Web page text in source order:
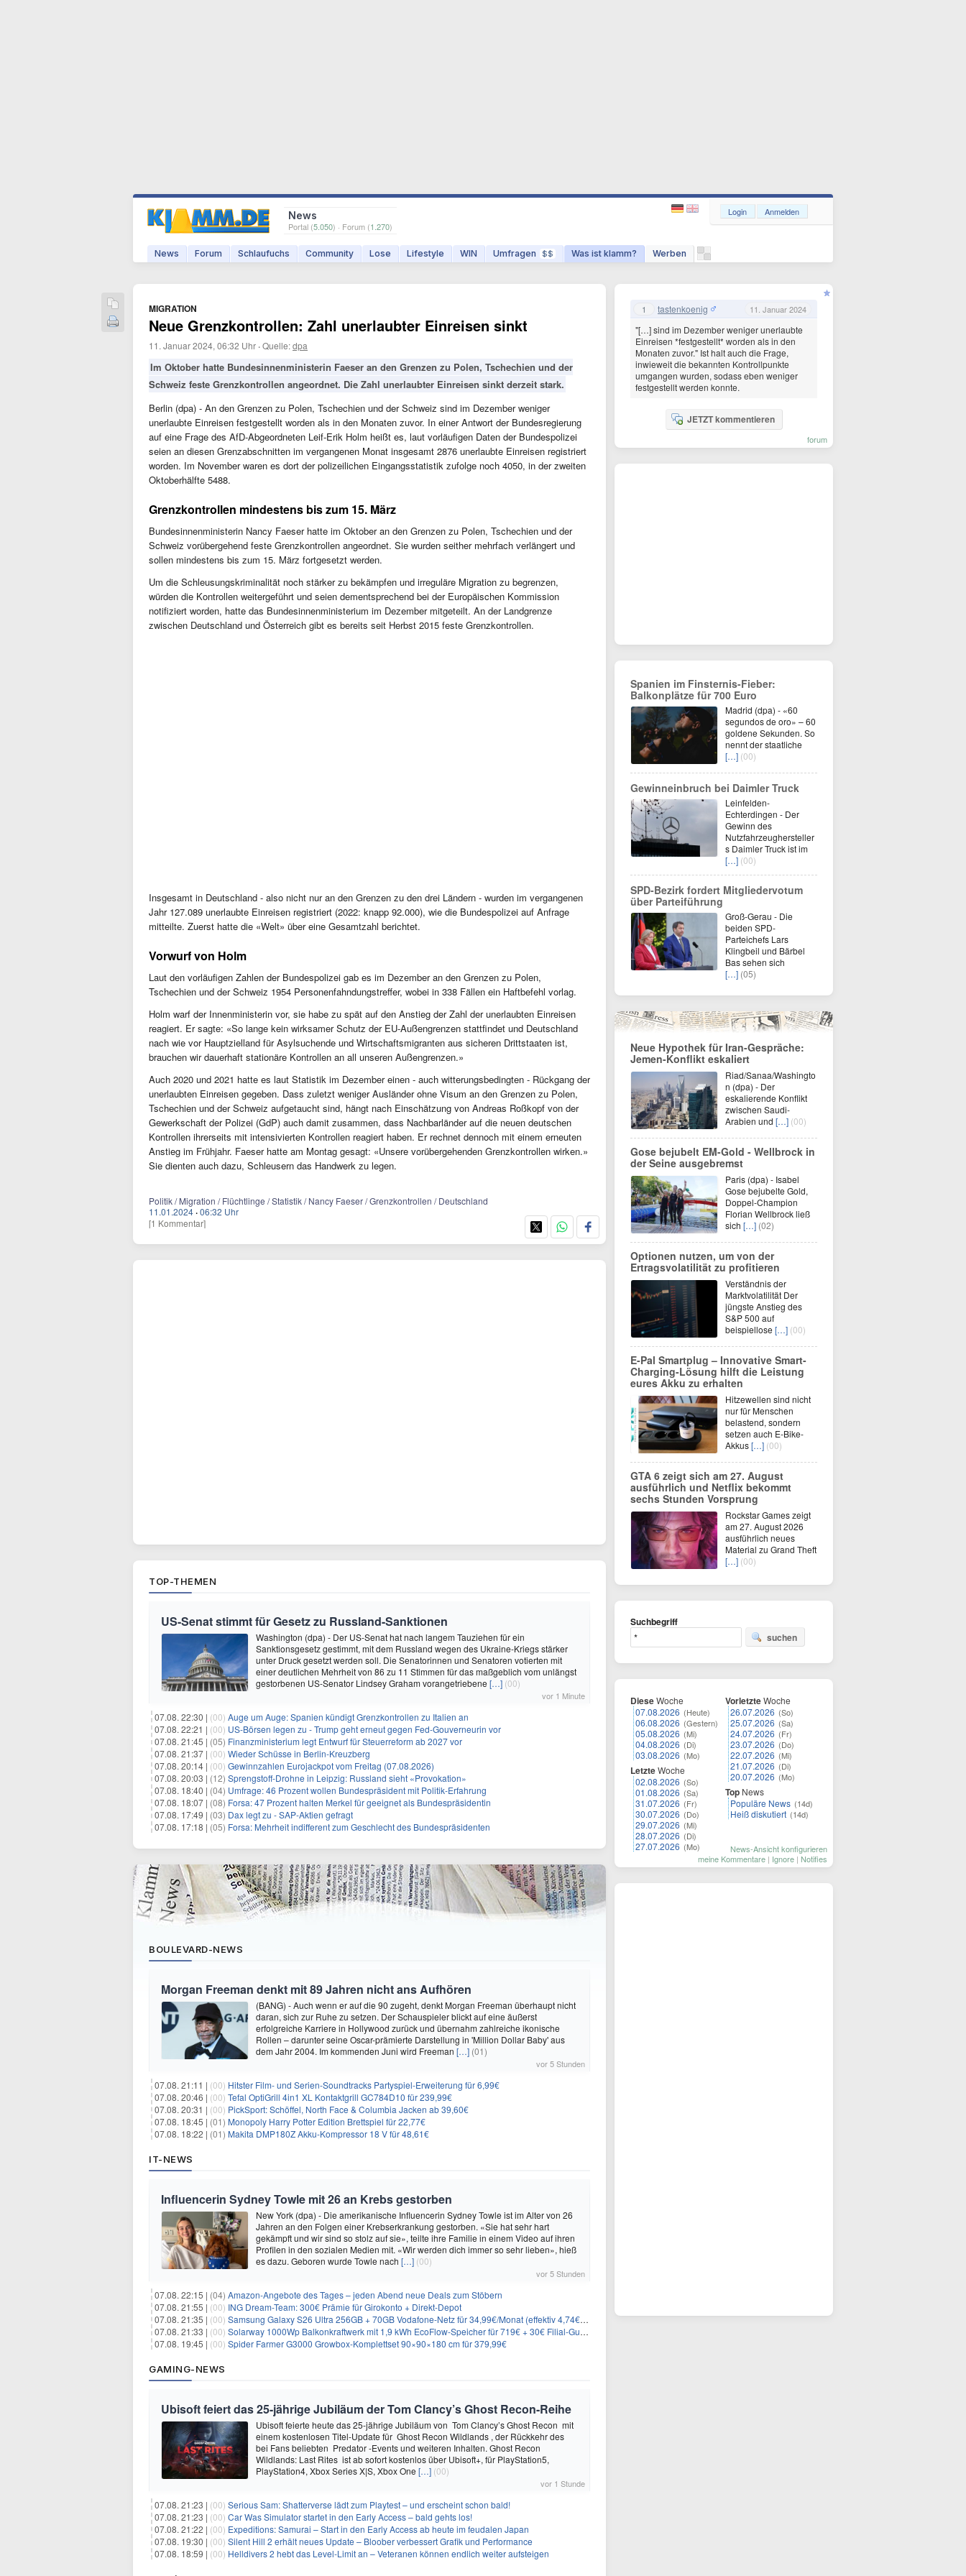
News
Portal (5.050) · Forum (1.270)
News Forum Schlaufuchs Community Lose Lifestyle WIN Umfragen $$ Was ist klamm? Werben
Login Anmelden
MIGRATION
Neue Grenzkontrollen: Zahl unerlaubter Einreisen sinkt
11. Januar 2024, 06:32 Uhr ·Quelle:dpa
Im Oktober hatte Bundesinnenministerin Faeser an den Grenzen zu Polen, Tschechien und der
Schweiz feste Grenzkontrollen angeordnet. Die Zahl unerlaubter Einreisen sinkt derzeit stark.
Berlin (dpa) - An den Grenzen zu Polen, Tschechien und der Schweiz sind im Dezember weniger
unerlaubte Einreisen festgestellt worden als in den Monaten zuvor. In einer Antwort der Bundesregierung
auf eine Frage des AfD-Abgeordneten Leif-Erik Holm heißt es, laut vorläufigen Daten der Bundespolizei
seien an diesen Grenzabschnitten im vergangenen Monat insgesamt 2876 unerlaubte Einreisen registriert
worden. Im November waren es dort der polizeilichen Eingangsstatistik zufolge noch 4050, in der zweiten
Oktoberhälfte 5488.
Grenzkontrollen mindestens bis zum 15. März
Bundesinnenministerin Nancy Faeser hatte im Oktober an den Grenzen zu Polen, Tschechien und der
Schweiz vorübergehend feste Grenzkontrollen angeordnet. Sie wurden seither mehrfach verlängert und
sollen mindestens bis zum 15. März fortgesetzt werden.
Um die Schleusungskriminalität noch stärker zu bekämpfen und irreguläre Migration zu begrenzen,
würden die Kontrollen weitergeführt und seien dementsprechend bei der Europäischen Kommission
notifiziert worden, hatte das Bundesinnenministerium im Dezember mitgeteilt. An der Landgrenze
zwischen Deutschland und Österreich gibt es bereits seit Herbst 2015 feste Grenzkontrollen.
Insgesamt in Deutschland - also nicht nur an den Grenzen zu den drei Ländern - wurden im vergangenen
Jahr 127.089 unerlaubte Einreisen registriert (2022: knapp 92.000), wie die Bundespolizei auf Anfrage
mitteilte. Zuerst hatte die «Welt» über eine Gesamtzahl berichtet.
Vorwurf von Holm
Laut den vorläufigen Zahlen der Bundespolizei gab es im Dezember an den Grenzen zu Polen,
Tschechien und der Schweiz 1954 Personenfahndungstreffer, wobei in 338 Fällen ein Haftbefehl vorlag.
Holm warf der Innenministerin vor, sie habe zu spät auf den Anstieg der Zahl der unerlaubten Einreisen
reagiert. Er sagte: «So lange kein wirksamer Schutz der EU-Außengrenzen stattfindet und Deutschland
nach wie vor Hauptzielland für Asylsuchende und Wirtschaftsmigranten aus sicheren Drittstaaten ist,
brauchen wir dauerhaft stationäre Kontrollen an all unseren Außengrenzen.»
Auch 2020 und 2021 hatte es laut Statistik im Dezember einen - auch witterungsbedingten - Rückgang der
unerlaubten Einreisen gegeben. Dass zuletzt weniger Ausländer ohne Visum an den Grenzen zu Polen,
Tschechien und der Schweiz aufgetaucht sind, hängt nach Einschätzung von Andreas Roßkopf von der
Gewerkschaft der Polizei (GdP) auch damit zusammen, dass Nachbarländer auf die neuen deutschen
Kontrollen ihrerseits mit intensivierten Kontrollen reagiert haben. Er rechnet dennoch mit einem erneuten
Anstieg im Frühjahr. Faeser hatte am Montag gesagt: «Unsere vorübergehenden Grenzkontrollen wirken.»
Sie dienten auch dazu, Schleusern das Handwerk zu legen.
Politik / Migration / Flüchtlinge / Statistik / Nancy Faeser / Grenzkontrollen / Deutschland
11.01.2024 ·06:32 Uhr
[1 Kommentar]
TOP-THEMEN
US-Senat stimmt für Gesetz zu Russland-Sanktionen
Washington (dpa) - Der US-Senat hat nach langem Tauziehen für ein
Sanktionsgesetz gestimmt, mit dem Russland wegen des Ukraine-Kriegs stärker
unter Druck gesetzt werden soll. Die Senatorinnen und Senatoren votierten mit
einer deutlichen Mehrheit von 86 zu 11 Stimmen für das maßgeblich vom unlängst
gestorbenen US-Senator Lindsey Graham vorangetriebene […] (00)
vor 1 Minute
07.08. 22:30 | (00) Auge um Auge: Spanien kündigt Grenzkontrollen zu Italien an
07.08. 22:21 | (00) US-Börsen legen zu - Trump geht erneut gegen Fed-Gouverneurin vor
07.08. 21:45 | (05) Finanzministerium legt Entwurf für Steuerreform ab 2027 vor
07.08. 21:37 | (00) Wieder Schüsse in Berlin-Kreuzberg
07.08. 20:14 | (00) Gewinnzahlen Eurojackpot vom Freitag (07.08.2026)
07.08. 20:03 | (12) Sprengstoff-Drohne in Leipzig: Russland sieht «Provokation»
07.08. 18:40 | (04) Umfrage: 46 Prozent wollen Bundespräsident mit Politik-Erfahrung
07.08. 18:07 | (08) Forsa: 47 Prozent halten Merkel für geeignet als Bundespräsidentin
07.08. 17:49 | (03) Dax legt zu - SAP-Aktien gefragt
07.08. 17:18 | (05) Forsa: Mehrheit indifferent zum Geschlecht des Bundespräsidenten
BOULEVARD-NEWS
Morgan Freeman denkt mit 89 Jahren nicht ans Aufhören
(BANG) - Auch wenn er auf die 90 zugeht, denkt Morgan Freeman überhaupt nicht
daran, sich zur Ruhe zu setzen. Der Schauspieler blickt auf eine äußerst
erfolgreiche Karriere in Hollywood zurück und übernahm zahlreiche ikonische
Rollen – darunter seine Oscar-prämierte Darstellung in 'Million Dollar Baby' aus
dem Jahr 2004. Im kommenden Juni wird Freeman […] (01)
vor 5 Stunden
07.08. 21:11 | (00) Hitster Film- und Serien-Soundtracks Partyspiel-Erweiterung für 6,99€
07.08. 20:46 | (00) Tefal OptiGrill 4in1 XL Kontaktgrill GC784D10 für 239,99€
07.08. 20:31 | (00) PickSport: Schöffel, North Face & Columbia Jacken ab 39,60€
07.08. 18:45 | (01) Monopoly Harry Potter Edition Brettspiel für 22,77€
07.08. 18:22 | (01) Makita DMP180Z Akku-Kompressor 18 V für 48,61€
IT-NEWS
Influencerin Sydney Towle mit 26 an Krebs gestorben
New York (dpa) - Die amerikanische Influencerin Sydney Towle ist im Alter von 26
Jahren an den Folgen einer Krebserkrankung gestorben. «Sie hat sehr hart
gekämpft und wir sind so stolz auf sie», teilte ihre Familie in einem Video auf ihren
Profilen in den sozialen Medien mit. «Wir werden dich immer so sehr lieben», hieß
es dazu. Geboren wurde Towle nach […] (00)
vor 5 Stunden
07.08. 22:15 | (04) Amazon-Angebote des Tages – jeden Abend neue Deals zum Stöbern
07.08. 21:55 | (00) ING Dream-Team: 300€ Prämie für Girokonto + Direkt-Depot
07.08. 21:35 | (00) Samsung Galaxy S26 Ultra 256GB + 70GB Vodafone-Netz für 34,99€/Monat (effektiv 4,74€/Monat)
07.08. 21:33 | (00) Solarway 1000Wp Balkonkraftwerk mit 1,9 kWh EcoFlow-Speicher für 719€ + 30€ Filial-Gutschein
07.08. 19:45 | (00) Spider Farmer G3000 Growbox-Komplettset 90×90×180 cm für 379,99€
GAMING-NEWS
Ubisoft feiert das 25-jährige Jubiläum der Tom Clancy’s Ghost Recon-Reihe
Ubisoft feierte heute das 25-jährige Jubiläum von Tom Clancy’s Ghost Recon mit
einem kostenlosen Titel-Update für Ghost Recon Wildlands , der Rückkehr des
bei Fans beliebten Predator -Events und weiteren Inhalten. Ghost Recon
Wildlands: Last Rites ist ab sofort kostenlos über Ubisoft+, für PlayStation5,
PlayStation4, Xbox Series X|S, Xbox One […] (00)
vor 1 Stunde
07.08. 21:23 | (00) Serious Sam: Shatterverse lädt zum Playtest – und erscheint schon bald!
07.08. 21:23 | (00) Car Was Simulator startet in den Early Access – bald gehts los!
07.08. 21:22 | (00) Expeditions: Samurai – Start in den Early Access ab heute im feudalen Japan
07.08. 19:30 | (00) Silent Hill 2 erhält neues Update – Bloober verbessert Grafik und Performance
07.08. 18:59 | (00) Helldivers 2 hebt das Level-Limit an – Veteranen können endlich weiter aufsteigen
1 tastenkoenig 11. Januar 2024
"[…] sind im Dezember weniger unerlaubte
Einreisen *festgestellt* worden als in den
Monaten zuvor." Ist halt auch die Frage,
inwieweit die bekannten Kontrollpunkte
umgangen wurden, sodass eben weniger
festgestellt werden konnte.
JETZT kommentieren
forum
Spanien im Finsternis-Fieber:
Balkonplätze für 700 Euro
Madrid (dpa) - «60
segundos de oro» – 60
goldene Sekunden. So
nennt der staatliche
[…] (00)
Gewinneinbruch bei Daimler Truck
Leinfelden-
Echterdingen - Der
Gewinn des
Nutzfahrzeughersteller
s Daimler Truck ist im
[…] (00)
SPD-Bezirk fordert Mitgliedervotum
über Parteiführung
Groß-Gerau - Die
beiden SPD-
Parteichefs Lars
Klingbeil und Bärbel
Bas sehen sich
[…] (05)
Neue Hypothek für Iran-Gespräche:
Jemen-Konflikt eskaliert
Riad/Sanaa/Washingto
n (dpa) - Der
eskalierende Konflikt
zwischen Saudi-
Arabien und […] (00)
Gose bejubelt EM-Gold - Wellbrock in
der Seine ausgebremst
Paris (dpa) - Isabel
Gose bejubelte Gold,
Doppel-Champion
Florian Wellbrock ließ
sich […] (02)
Optionen nutzen, um von der
Ertragsvolatilität zu profitieren
Verständnis der
Marktvolatilität Der
jüngste Anstieg des
S&P 500 auf
beispiellose […] (00)
E-Pal Smartplug – Innovative Smart-
Charging-Lösung hilft die Leistung
eures Akku zu erhalten
Hitzewellen sind nicht
nur für Menschen
belastend, sondern
setzen auch E-Bike-
Akkus[…] (00)
GTA 6 zeigt sich am 27. August
ausführlich und Netflix bekommt
sechs Stunden Vorsprung
Rockstar Games zeigt
am 27. August 2026
ausführlich neues
Material zu Grand Theft
[…] (00)
Suchbegriff
suchen
DieseWoche
07.08.2026 (Heute)
06.08.2026 (Gestern)
05.08.2026 (Mi)
04.08.2026 (Di)
03.08.2026 (Mo)
LetzteWoche
02.08.2026 (So)
01.08.2026 (Sa)
31.07.2026 (Fr)
30.07.2026 (Do)
29.07.2026 (Mi)
28.07.2026 (Di)
27.07.2026 (Mo)
VorletzteWoche
26.07.2026 (So)
25.07.2026 (Sa)
24.07.2026 (Fr)
23.07.2026 (Do)
22.07.2026 (Mi)
21.07.2026 (Di)
20.07.2026 (Mo)
Top News
Populäre News (14d)
Heiß diskutiert (14d)
News-Ansicht konfigurieren
meine Kommentare | Ignore | Notifies